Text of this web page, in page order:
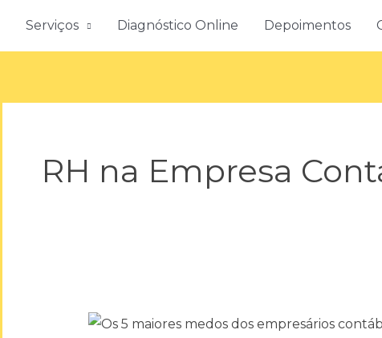
Serviços Diagnóstico Online Depoimentos
RH na Empresa
5